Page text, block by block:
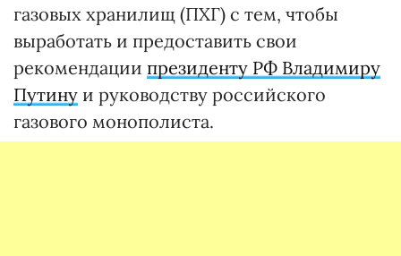
газовых хранилищ (ПХГ) с тем, чтобы
выработать и предоставить свои
рекомендации президенту РФ Владимиру
Путину и руководству российского
газового монополиста.